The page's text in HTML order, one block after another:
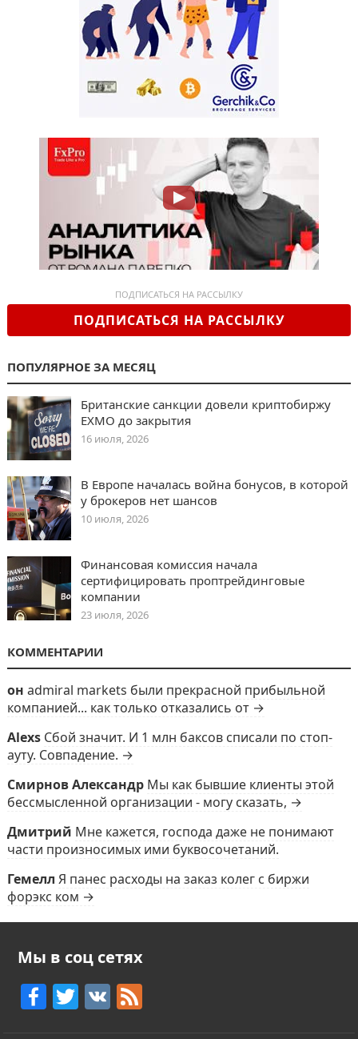
ПОДПИСАТЬСЯ НА РАССЫЛКУ
ПОДПИСАТЬСЯ НА РАССЫЛКУ
ПОПУЛЯРНОЕ ЗА МЕСЯЦ
Британские санкции довели криптобиржу
EXMO до закрытия
16 июля, 2026
В Европе началась война бонусов, в которой
у брокеров нет шансов
10 июля, 2026
Финансовая комиссия начала
сертифицировать проптрейдинговые
компании
23 июля, 2026
КОММЕНТАРИИ
он admiral markets были прекрасной прибыльной
компанией... как только отказались от →
Alexs Сбой значит. И 1 млн баксов списали по стоп-
ауту. Совпадение. →
Смирнов Александр Мы как бывшие клиенты этой
бессмысленной организации - могу сказать, →
Дмитрий Мне кажется, господа даже не понимают
части произносимых ими буквосочетаний.
Гемелл Я панес расходы на заказ колег с биржи
форэкс ком →
Мы в соц сетях
F
a
T
w
V
K
F